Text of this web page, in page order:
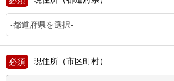
現住所（市区町村）